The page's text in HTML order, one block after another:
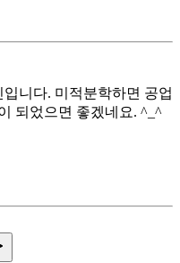
니다. 미적분학하면 공업
되었으면 좋겠네요. ^_^